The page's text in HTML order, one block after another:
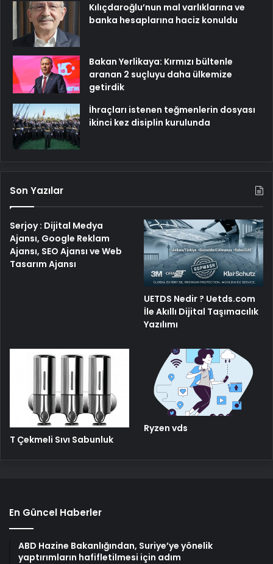
Kılıçdaroğlu’nun mal varlıklarına ve
banka hesaplarına haciz konuldu
Bakan Yerlikaya: Kırmızı bültenle
aranan 2 suçluyu daha ülkemize
getirdik
İhraçları istenen teğmenlerin dosyası
ikinci kez disiplin kurulunda
Son Yazılar
Serjoy : Dijital Medya
Ajansı, Google Reklam
Ajansı, SEO Ajansı ve Web
Tasarım Ajansı
UETDS Nedir ? Uetds.com
İle Akıllı Dijital Taşımacılık
Yazılımı
T Çekmeli Sıvı Sabunluk
Ryzen vds
En Güncel Haberler
ABD Hazine Bakanlığından, Suriye’ye yönelik
yaptırımların hafifletilmesi için adım